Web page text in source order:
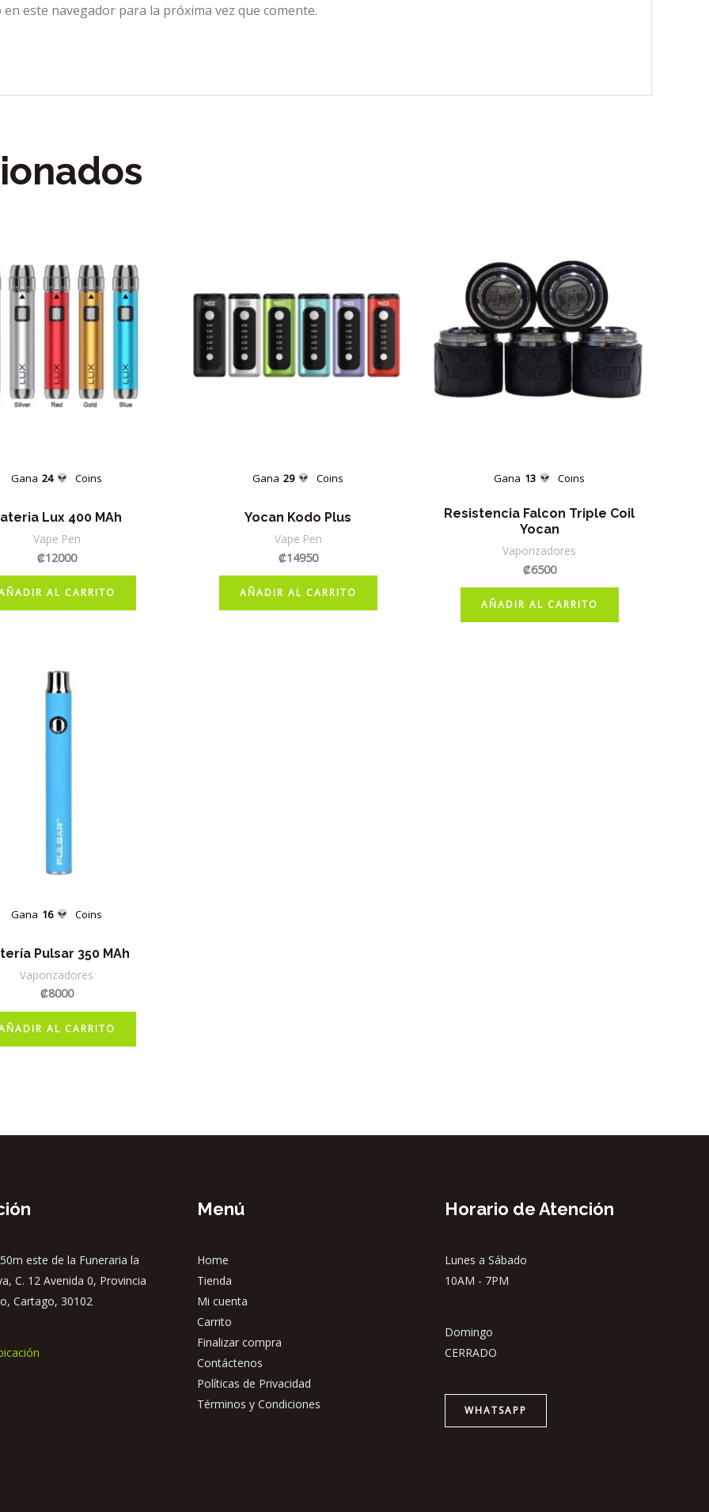
este navegador para la próxima vez que comente.
Gana 24 Coins
Lux 400 MAh
Vape Pen
₡12000
AL CARRITO
Gana 29 Coins
Yocan Kodo Plus
Vape Pen
₡14950
AÑADIR AL CARRITO
Gana 13 Coins
Resistencia Falcon Triple Coil
Yocan
Vaporizadores
₡6500
AÑADIR AL CARRITO
Gana 16 Coins
Pulsar 350 MAh
Vaporizadores
₡8000
AL CARRITO
este de la Funeraria la
C. 12 Avenida 0, Provincia
Cartago, 30102
Menú
Home
Tienda
Mi cuenta
Carrito
Finalizar compra
Contáctenos
Políticas de Privacidad
Términos y Condiciones
Horario de Atención
Lunes a Sábado
10AM - 7PM
Domingo
CERRADO
WHATSAPP